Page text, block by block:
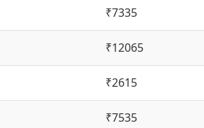
₹7335
₹12065
₹2615
₹7535